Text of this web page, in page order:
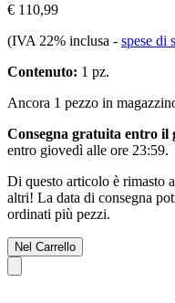
€ 110,99
(IVA 22% inclusa - spese di
Contenuto: 1 pz.
Ancora 1 pezzo in
Consegna gratuita entro il
entro giovedì alle ore 23:59.
Di questo articolo è rimasto
altri! La data di consegna
ordinati più pezzi.
Nel Carrello